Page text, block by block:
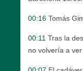
00:16 Tomás
00:11 Tras la
no volvería a